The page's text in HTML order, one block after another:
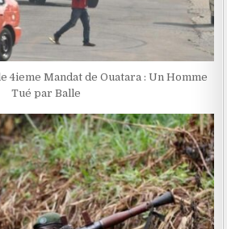
4ieme Mandat de Ouatara : Un Homme
Tué par Balle